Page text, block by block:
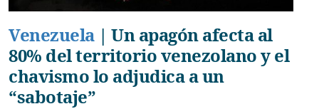
Venezuela| Un apagón afecta al
80% del territorio venezolano y el
chavismo lo adjudica a un
“sabotaje”